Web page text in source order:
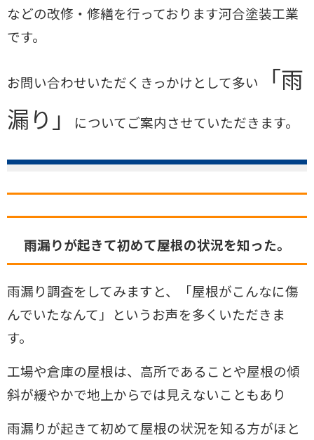
などの改修・修繕を行っております河合塗装工業
です。
お問い合わせいただくきっかけとして多い
「雨
漏り」
についてご案内させていただきます。
雨漏りが起きて初めて屋根の状況を知った。
雨漏り調査をしてみますと、「屋根がこんなに傷
んでいたなんて」というお声を多くいただきま
す。
工場や倉庫の屋根は、高所であることや屋根の傾
斜が緩やかで地上からでは見えないこともあり
雨漏りが起きて初めて屋根の状況を知る方がほと